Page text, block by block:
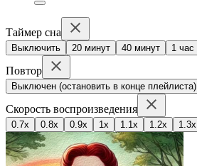
Таймер сна
Выключить 20 минут 40 минут 1 час
Повтор
Выключен (остановить в конце плейлиста)
Скорость воспроизведения
0.7x 0.8x 0.9x 1x 1.1x 1.2x 1.3x